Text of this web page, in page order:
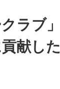
ラブ」
献した